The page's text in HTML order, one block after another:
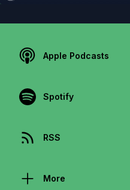
Apple Podcasts
Spotify
RSS
More